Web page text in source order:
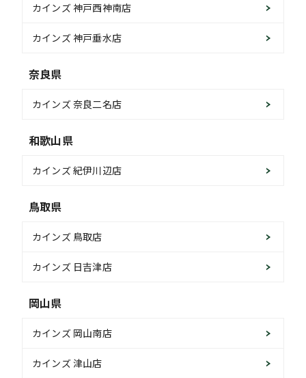
カインズ 神戸西神南店
カインズ 神戸垂水店
奈良県
カインズ 奈良二名店
和歌山県
カインズ 紀伊川辺店
鳥取県
カインズ 鳥取店
カインズ 日吉津店
岡山県
カインズ 岡山南店
カインズ 津山店